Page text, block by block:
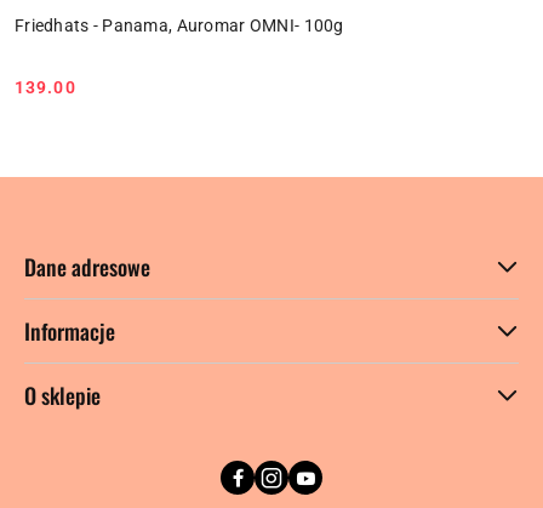
Friedhats - Panama, Auromar OMNI- 100g
Cena:
139.00
Dane adresowe
Informacje
O sklepie